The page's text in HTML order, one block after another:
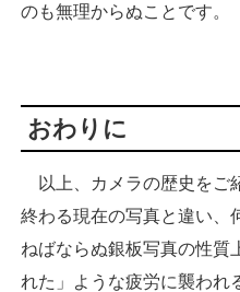
のも無理からぬことです。
おわりに
以上、カメラの歴史をご
終わる現在の写真と違い、
ねばならぬ銀板写真の性質
れた」ような疲労に襲われ